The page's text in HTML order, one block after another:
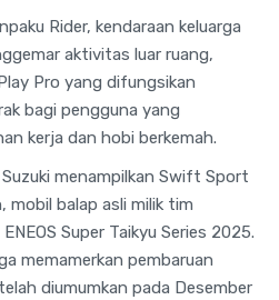
Rider, kendaraan keluarga
aktivitas luar ruang,
Pro yang difungsikan
bagi pengguna yang
kerja dan hobi berkemah.
menampilkan Swift Sport
mobil balap asli milik tim
Super Taikyu Series 2025.
memamerkan pembaruan
diumumkan pada Desember